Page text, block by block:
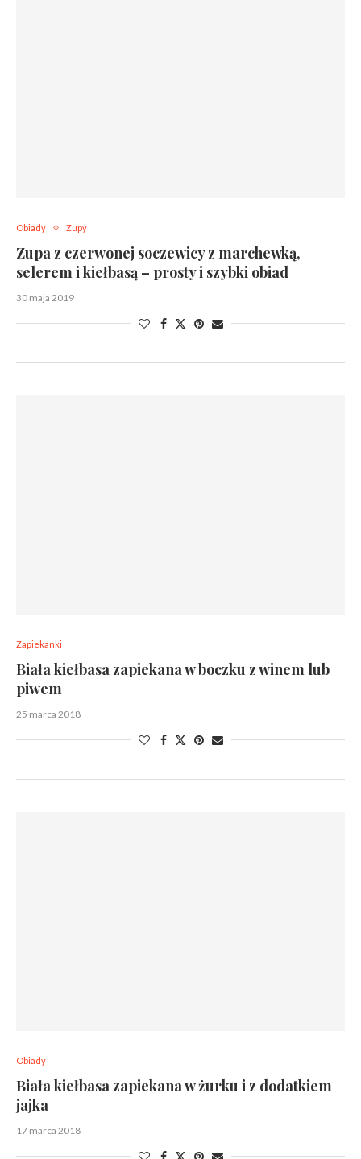
Obiady Zupy
Zupa z czerwonej soczewicy z marchewką,
selerem i kiełbasą – prosty i szybki obiad
30 maja 2019
Zapiekanki
Biała kiełbasa zapiekana w boczku z winem lub
piwem
25 marca 2018
Obiady
Biała kiełbasa zapiekana w żurku i z dodatkiem
jajka
17 marca 2018